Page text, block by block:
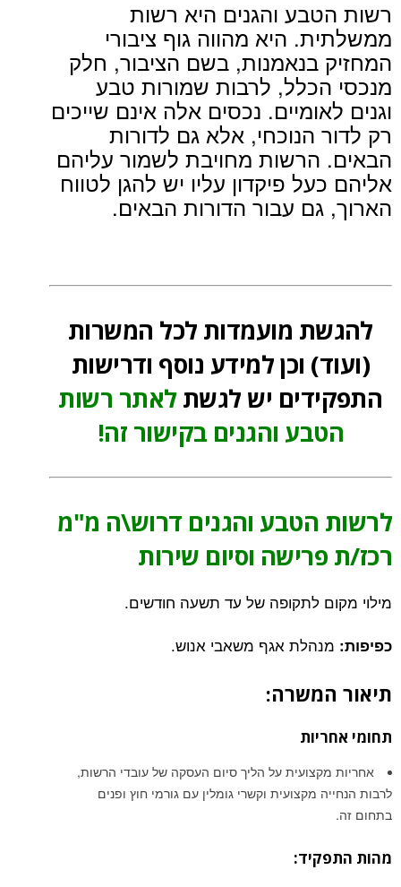
רשות הטבע והגנים היא רשות
ממשלתית. היא מהווה גוף ציבורי
המחזיק בנאמנות, בשם הציבור, חלק
מנכסי הכלל, לרבות שמורות טבע
וגנים לאומיים. נכסים אלה אינם שייכים
רק לדור הנוכחי, אלא גם לדורות
הבאים. הרשות מחויבת לשמור עליהם
אליהם כעל פיקדון עליו יש להגן לטווח
הארוך, גם עבור הדורות הבאים.
להגשת מועמדות לכל המשרות
(ועוד) וכן למידע נוסף ודרישות
התפקידים יש לגשת לאתר רשות
הטבע והגנים בקישור זה!
לרשות הטבע והגנים דרוש\ה מ"מ
רכז/ת פרישה וסיום שירות
מילוי מקום לתקופה של עד תשעה חודשים.
כפיפות: מנהלת אגף משאבי אנוש.
תיאור המשרה:
תחומי אחריות
אחריות מקצועית על הליך סיום העסקה של עובדי הרשות,
לרבות הנחייה מקצועית וקשרי גומלין עם גורמי חוץ ופנים
בתחום זה.
מהות התפקיד: